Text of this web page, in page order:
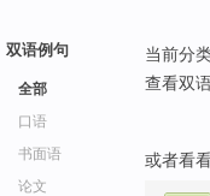
双语例句
全部
口语
书面语
论文
当前分
查看双
或者看